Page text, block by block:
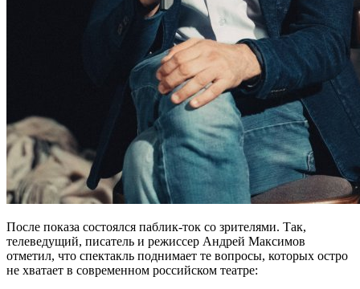
После показа состоялся паблик-ток со зрителями. Так,
телеведущий, писатель и режиссер Андрей Максимов
отметил, что спектакль поднимает те вопросы, которых остро
не хватает в современном российском театре: